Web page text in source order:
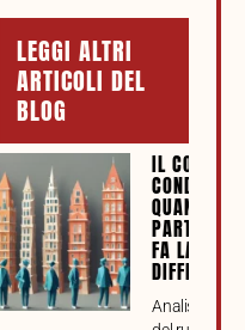
LEGGI ALTRI
ARTICOLI DEL
BLOG
IL
QUANDO LA
FA LA
Analisi